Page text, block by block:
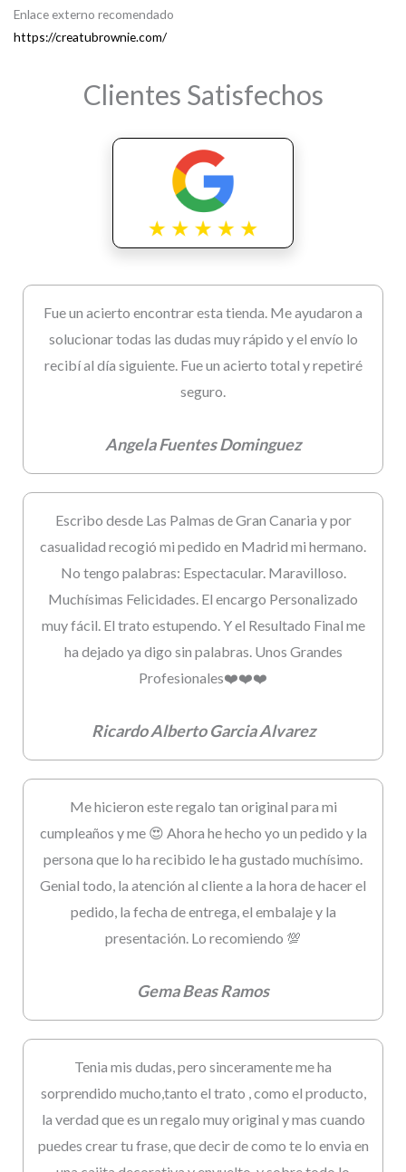
Enlace externo recomendado
https://creatubrownie.com/
Clientes Satisfechos
Fue un acierto encontrar esta tienda. Me ayudaron a
solucionar todas las dudas muy rápido y el envío lo
recibí al día siguiente. Fue un acierto total y repetiré
seguro.
Angela Fuentes Dominguez
Escribo desde Las Palmas de Gran Canaria y por
casualidad recogió mi pedido en Madrid mi hermano.
No tengo palabras: Espectacular. Maravilloso.
Muchísimas Felicidades. El encargo Personalizado
muy fácil. El trato estupendo. Y el Resultado Final me
ha dejado ya digo sin palabras. Unos Grandes
Profesionales❤️❤️❤️
Ricardo Alberto Garcia Alvarez
Me hicieron este regalo tan original para mi
cumpleaños y me 😍 Ahora he hecho yo un pedido y la
persona que lo ha recibido le ha gustado muchísimo.
Genial todo, la atención al cliente a la hora de hacer el
pedido, la fecha de entrega, el embalaje y la
presentación. Lo recomiendo 💯
Gema Beas Ramos
Tenia mis dudas, pero sinceramente me ha
sorprendido mucho,tanto el trato , como el producto,
la verdad que es un regalo muy original y mas cuando
puedes crear tu frase, que decir de como te lo envia en